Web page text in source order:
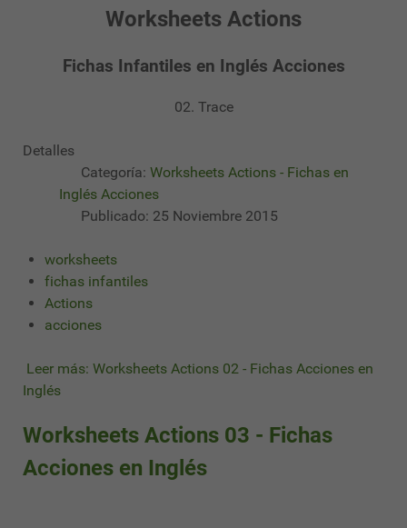
Worksheets Actions
Fichas Infantiles en Inglés Acciones
02. Trace
Detalles
Categoría: Worksheets Actions - Fichas en
Inglés Acciones
Publicado: 25 Noviembre 2015
worksheets
fichas infantiles
Actions
acciones
Leer más: Worksheets Actions 02 - Fichas Acciones en
Inglés
Worksheets Actions 03 - Fichas
Acciones en Inglés